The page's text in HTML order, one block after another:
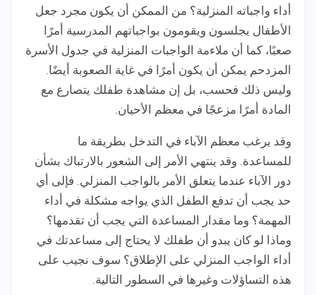
أداء واجباته المنزلية؟ من الممكن أن يكون مجرد جعل
الأطفال يجلسون ويقومون بواجباتهم المدرسية أمرًا
صعبًا، كما أن ملاءمة الواجبات المنزلية في جدول الأسرة
المزدحم يمكن أن يكون أمرًا في غاية الصعوبة أيضًا.
وليس ذلك فحسب، بل إن مشاهدة طفلك يتصارع مع
المادة أمرًا مزعجًا في معظم الأحيان.
وقد يرغب معظم الآباء في التدخل بطريقة ما
للمساعدة. وقد ينتهي الأمر إلى الشعور بالارتباك بشأن
دور الآباء عندما يتعلق الأمر بالواجب المنزلي. فإلى أي
حد يجب أن تدفع الطفل الذي يواجه مشكلة في أداء
المهمة؟ وما مقدار المساعدة التي يجب أن تقدمها؟
وماذا لو كان يبدو أن طفلك لا يحتاج إلى مساعدتك في
أداء الواجب المنزلي على الإطلاق؟ سوف نجيب على
هذه التساؤلات وغيرها في السطور التالية.